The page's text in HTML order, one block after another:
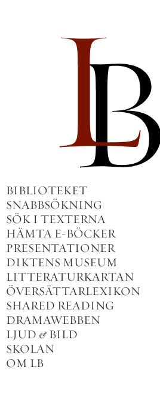
BIBLIOTEKET
SNABBSÖKNING
SÖK I TEXTERNA
HÄMTA E-BÖCKER
PRESENTATIONER
DIKTENS MUSEUM
LITTERATURKARTAN
ÖVERSÄTTARLEXIKON
SHARED READING
DRAMAWEBBEN
LJUD & BILD
SKOLAN
OM LB